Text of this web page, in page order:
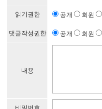
읽기권한 공개 회원
댓글작성권한 공개 회원
내용